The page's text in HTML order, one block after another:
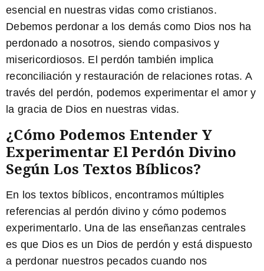
esencial en nuestras vidas como cristianos.
Debemos perdonar a los demás como Dios nos ha
perdonado a nosotros, siendo compasivos y
misericordiosos. El perdón también implica
reconciliación y restauración de relaciones rotas. A
través del perdón, podemos experimentar el amor y
la gracia de Dios en nuestras vidas.
¿Cómo Podemos Entender Y
Experimentar El Perdón Divino
Según Los Textos Bíblicos?
En los textos bíblicos, encontramos múltiples
referencias al perdón divino y cómo podemos
experimentarlo. Una de las enseñanzas centrales
es que Dios es un Dios de perdón y está dispuesto
a perdonar nuestros pecados cuando nos